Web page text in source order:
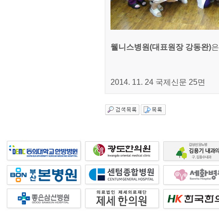
웰니스병원(대표원장 강동완)
2014. 11. 24 국제신문 25면